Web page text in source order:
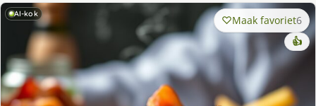
AI-kok Maak favoriet6
👍